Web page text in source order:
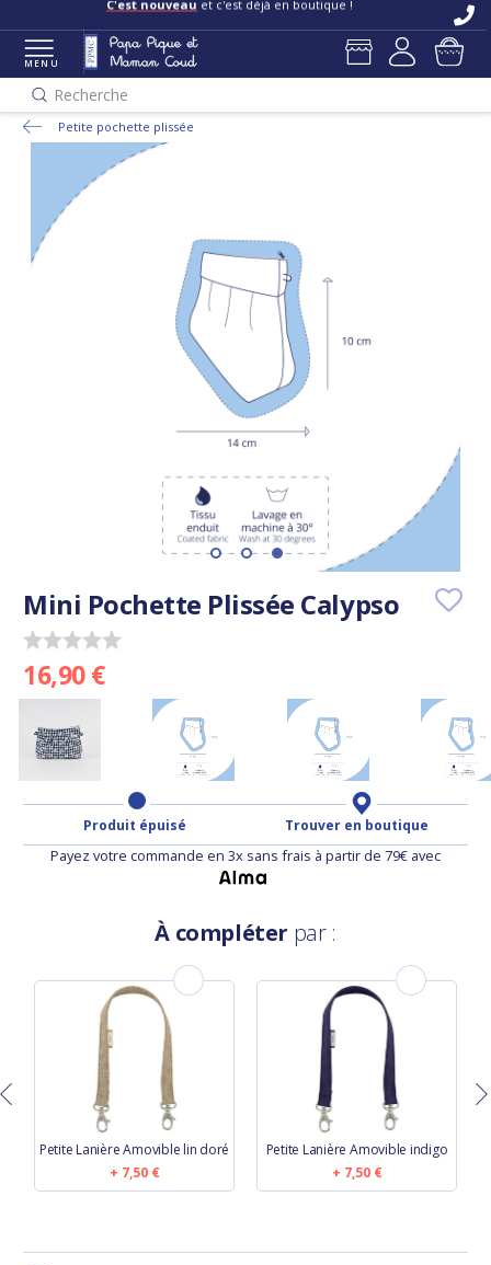
C'est nouveau et c'est déjà en boutique !
MENU
Recherche
Petite pochette plissée
Mini Pochette Plissée Calypso
16,90 €
Produit épuisé Trouver en boutique
Payez votre commande en 3x sans frais à partir de 79€ avec
À compléter par :
Petite Lanière Amovible lin doré
7,50 €
Petite Lanière Amovible indigo
7,50 €